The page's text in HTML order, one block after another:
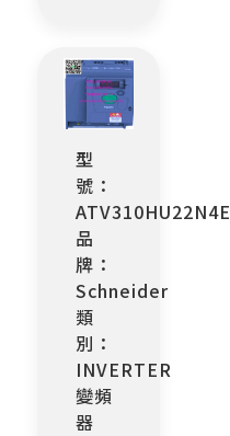
型
號：
ATV310HU22N4E
品
牌：
Schneider
類
別：
INVERTER
變頻
器